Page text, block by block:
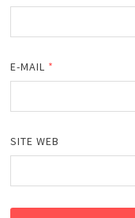
E-MAIL *
SITE WEB